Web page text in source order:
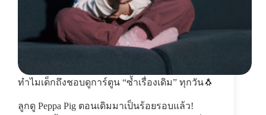
ทำไมเด็กถึงชอบดูการ์ตูน “ซ้ำเรื่องเดิม” ทุกวัน🐧
ลูกดู Peppa Pig ตอนเดิมมาเป็นร้อยรอบแล้ว!